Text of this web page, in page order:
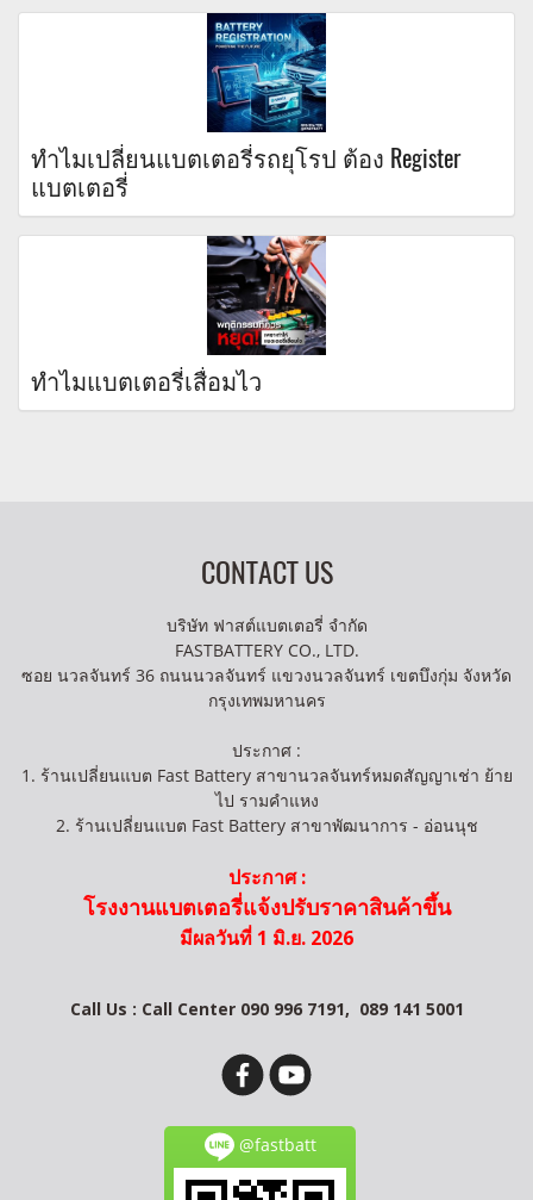
ทำไมเปลี่ยนแบตเตอรี่รถยุโรป ต้อง Register
แบตเตอรี่
ทำไมแบตเตอรี่เสื่อมไว
CONTACT US
บริษัท ฟาสต์แบตเตอรี่ จำกัด
FASTBATTERY CO., LTD.
ซอย นวลจันทร์ 36 ถนนนวลจันทร์ แขวงนวลจันทร์ เขตบึงกุ่ม จังหวัด
กรุงเทพมหานคร
ประกาศ :
1. ร้านเปลี่ยนแบต Fast Battery สาขานวลจันทร์หมดสัญญาเช่า ย้าย
ไป รามคำแหง
2. ร้านเปลี่ยนแบต Fast Battery สาขาพัฒนาการ - อ่อนนุช
ประกาศ :
โรงงานแบตเตอรี่แจ้งปรับราคาสินค้าขึ้น
มีผลวันที่ 1 มิ.ย. 2026
Call Us : Call Center 090 996 7191, 089 141 5001
@fastbatt